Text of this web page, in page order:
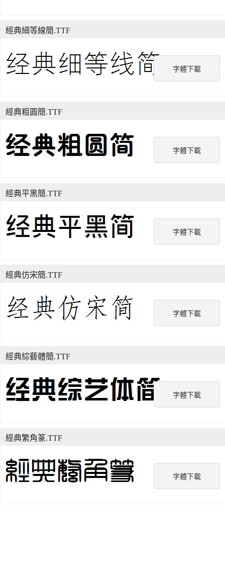
字體下載
經典細等線簡.TTF
字體下載
經典粗圓簡.TTF
字體下載
經典平黑簡.TTF
字體下載
經典仿宋簡.TTF
字體下載
經典綜藝體簡.TTF
字體下載
經典繁角篆.TTF